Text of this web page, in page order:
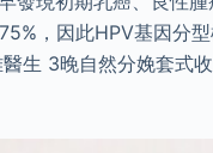
，因此HPV基因分
生 3晚自然分娩套式